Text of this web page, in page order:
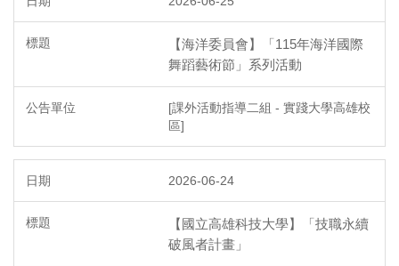
【海洋委員會】「115年海洋國際
舞蹈藝術節」系列活動
[課外活動指導二組 - 實踐大學高雄校
區]
2026-06-24
【國立高雄科技大學】「技職永續
破風者計畫」